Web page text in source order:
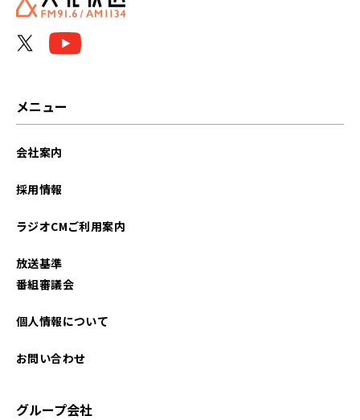
メニュー
会社案内
採用情報
ラジオCMご利用案内
放送基準
番組審議会
個人情報について
お問い合わせ
グループ会社